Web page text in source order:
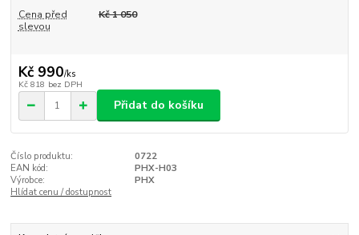
Cena před
slevou
Kč 1 050
Kč 990/ks
Kč 818 bez DPH
Přidat do košíku
Číslo produktu:
0722
EAN kód:
PHX-H03
Výrobce:
PHX
Hlídat cenu / dostupnost